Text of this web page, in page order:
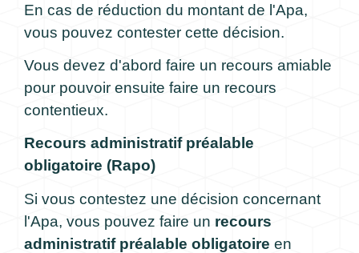
En cas de réduction du montant de l'Apa,
vous pouvez contester cette décision.
Vous devez d'abord faire un recours amiable
pour pouvoir ensuite faire un recours
contentieux.
Recours administratif préalable
obligatoire (Rapo)
Si vous contestez une décision concernant
l'Apa, vous pouvez faire un recours
administratif préalable obligatoire en